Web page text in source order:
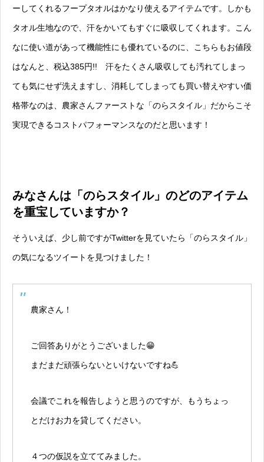
ーしてくれるフープタオルはかなり使えるアイテムです。しかも
タオル生地なので、汗をかいてもすぐに吸収してくれます。こん
なに使い道があって機能性にも優れているのに、こちらもお値段
はなんと、税込385円!! 汗をたくさん吸収しても汚れてしまっ
ても気にせず洗えますし、消耗してしまっても買い替えやすい価
格帯なのは、農家さんファーストな「のらスタイル」だからこそ
実現できるコストパフォーマンスなのだと思います！
みなさんは「のらスタイル」のどのアイテム
を重宝していますか？
そういえば、少し前ですがTwitterを見ていたら「のらスタイル」
の気になるツイートを見つけました！
農家さん！
ご回答ありがとうございました😁
まだまだ頑張らないといけないですね💪
会議でこれを報告しようと思うのですが、もうちょっ
とだけお力を貸してください。
４つの仮説を立ててみました。